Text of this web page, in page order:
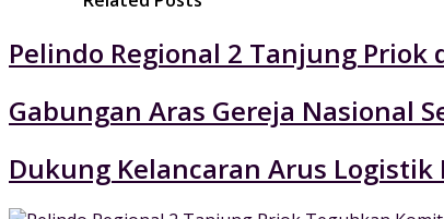
Pelindo Regional 2 Tanjung Priok
Gabungan Aras Gereja Nasional
Dukung Kelancaran Arus